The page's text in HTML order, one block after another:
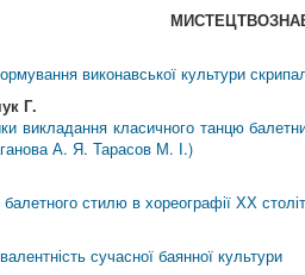
виконавської культури
Г.
викладання класичного танцю
А. Я. Тарасов М. І.)
стилю в хореографії ХХ
сучасної баянної культури